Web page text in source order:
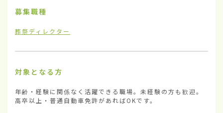
募集職種
葬祭ディレクター
対象となる方
年齢・経験に関係なく活躍できる職場。未経験の方も歓迎。
高卒以上・普通自動車免許があればOKです。